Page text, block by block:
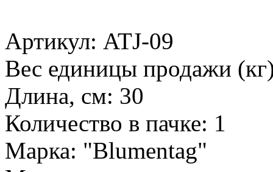
Артикул: ATJ-09
Вес единицы продажи
Длина, см: 30
Количество в пачке: 1
Марка: "Blumentag"